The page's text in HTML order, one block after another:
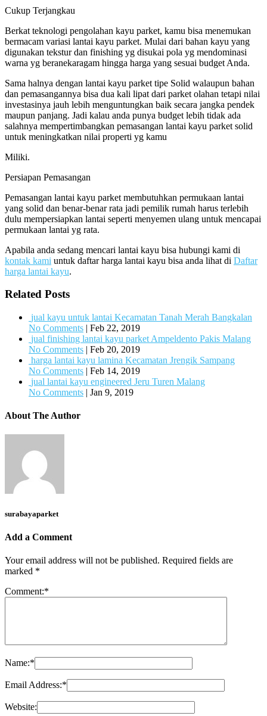
Cukup Terjangkau
Berkat teknologi pengolahan kayu parket, kamu bisa menemukan
bermacam variasi lantai kayu parket. Mulai dari bahan kayu yang
digunakan tekstur dan finishing yg disukai pola yg mendominasi
warna yg beranekaragam hingga harga yang sesuai budget Anda.
Sama halnya dengan lantai kayu parket tipe Solid walaupun bahan
dan pemasangannya bisa dua kali lipat dari parket olahan tetapi nilai
investasinya jauh lebih menguntungkan baik secara jangka pendek
maupun panjang. Jadi kalau anda punya budget lebih tidak ada
salahnya mempertimbangkan pemasangan lantai kayu parket solid
untuk meningkatkan nilai properti yg kamu
Miliki.
Persiapan Pemasangan
Pemasangan lantai kayu parket membutuhkan permukaan lantai
yang solid dan benar-benar rata jadi pemilik rumah harus terlebih
dulu mempersiapkan lantai seperti menyemen ulang untuk mencapai
permukaan lantai yg rata.
Apabila anda sedang mencari lantai kayu bisa hubungi kami di
kontak kami untuk daftar harga lantai kayu bisa anda lihat di Daftar
harga lantai kayu.
Related Posts
jual kayu untuk lantai Kecamatan Tanah Merah Bangkalan
No Comments | Feb 22, 2019
jual finishing lantai kayu parket Ampeldento Pakis Malang
No Comments | Feb 20, 2019
harga lantai kayu lamina Kecamatan Jrengik Sampang
No Comments | Feb 14, 2019
jual lantai kayu engineered Jeru Turen Malang
No Comments | Jan 9, 2019
About The Author
surabayaparket
Add a Comment
Your email address will not be published. Required fields are
marked *
Comment:*
Name:*
Email Address:*
Website: